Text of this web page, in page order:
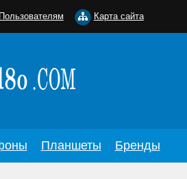
Планшеты Бренды
Пользователям Карта сайта